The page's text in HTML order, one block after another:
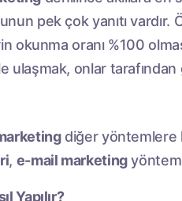
pek çok yanıtı
okunma oranı %100
onlar tarafından
diğer yöntemlere
, e-mail marketing
Yapılır?